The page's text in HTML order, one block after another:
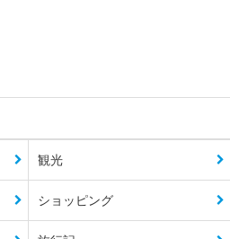
観光
ショッピング